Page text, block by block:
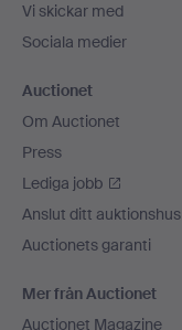
Vi skickar med
Sociala medier
Auctionet
Om Auctionet
Press
Lediga jobb
Anslut ditt auktionshus
Auctionets garanti
Mer från Auctionet
Auctionet Magazine